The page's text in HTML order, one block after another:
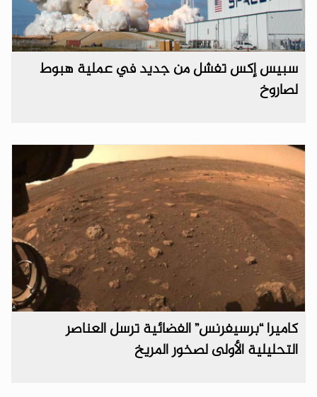
سبيس إكس تفشل من جديد في عملية هبوط
لصاروخ
كاميرا “برسيفرنس” الفضائية ترسل العناصر
التحليلية الأولى لصخور المريخ